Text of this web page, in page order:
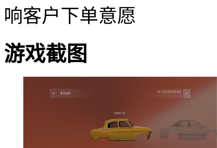
响客户下单意愿
游戏截图